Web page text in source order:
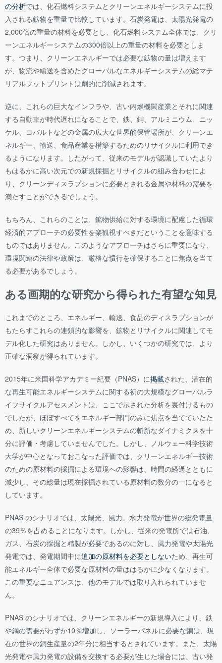
の分析では、化石燃料システムとクリーンエネルギーシステムに投
入される鉱物を重量で比較しています。石炭発電は、太陽光発電の
2,000倍の重量の材料を必要とし、化石燃料システム全体では、クリ
ーンエネルギーシステムの300倍以上の重量の材料を必要としま
す。つまり、クリーンエネルギーでは必要な鉱物の量は増えます
が、物流や輸送を含めたグローバルなエネルギーシステムの総マテ
リアルフットプリントは劇的に削減されます。
逆に、これらの巨大なインフラや、古い内燃機関産業とそれに関連
する自動車が時代遅れになることで、鉄、銅、アルミニウム、ニッ
ケル、コバルトなどの金属の広大な世界的保管場所が、クリーンエ
ネルギー、輸送、食品産業を構築するためのリサイクルに利用でき
るようになります。したがって、従来のモデルが認識していたより
もはるかに高い次元での新規採掘とリサイクルの組み合わせによ
り、クリーンディスラプションに必要とされる金属や材料の需要を
満たすことができるでしょう。
もちろん、これらのことは、鉱物供給に対する環境に配慮した循環
経済的アプローチの必要性を楽観視すべきだということを意味する
ものではありません。このようなアプローチはさらに重要になり、
環境関連の法律や政策は、厳格な慣行を確保することに焦点を当て
る必要があるでしょう。
ある画期的な研究から得られた有望な知見
これまでのところ、エネルギー、輸送、食品のディスラプションが
もたらすこれらの連鎖的な影響を、鉱物とリサイクルに関連してモ
デル化した研究はありません。しかし、いくつかの研究では、より
正確な洞察が得られています。
2015年に米国科学アカデミー紀要（PNAS）に掲載された、潜在的
な再生可能エネルギーシステムに関する初の大規模なグローバルラ
イフサイクルアセスメントは、ここで示された分析を裏付けるもの
でしたが、ほぼすべてをエネルギー部門のみに焦点を当てていたた
め、新しいクリーンエネルギーシステムの斬新なダイナミクスを十
分に評価・考慮していませんでした。しかし、ノルウェー科学技術
大学が中心となっておこなった評価では、クリーンエネルギー技術
のための原材料の採掘による環境への影響は、時間の経過とともに
減少し、その総量は現在採掘されている原材料の数分の一になると
しています。
PNAS のシナリオでは、太陽光、風力、水力発電が世界の総発電量
の39％を占めることになります。しかし、従来の発電所では石油、
ガス、石炭の採掘と精製が必要であるのに対し、風力発電や太陽光
発電では、発電期間中に追加の原材料を必要としないため、再生可
能エネルギー全体で必要な原材料の量ははるかに少なくなります。
この重要なニュアンスは、他のモデルでは取り入れられていませ
ん。
PNAS のシナリオでは、クリーンエネルギーの新規導入により、鉄
や鋼の需要がわずか10％増加し、ソーラーパネルに必要な銅は、現
在の世界の銅生産量の2年分に相当するとされています。また、太陽
光発電や風力発電の設備を交換する必要が生じた場合には、古い発